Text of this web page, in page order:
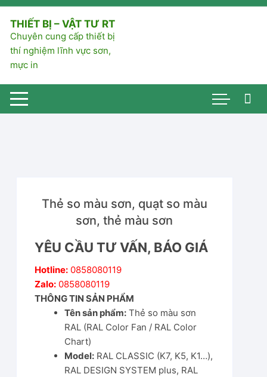
Chuyển
nội
dung
THIẾT BỊ – VẬT TƯ RT
Chuyên cung cấp thiết bị
thí nghiệm lĩnh vực sơn,
mực in
Thẻ so màu sơn, quạt so màu
sơn, thẻ màu sơn
YÊU CẦU TƯ VẤN, BÁO GIÁ
Hotline: 0858080119
Zalo: 0858080119
THÔNG TIN SẢN PHẨM
Tên sản phẩm: Thẻ so màu sơn
RAL (RAL Color Fan / RAL Color
Chart)
Model: RAL CLASSIC (K7, K5, K1…),
RAL DESIGN SYSTEM plus, RAL